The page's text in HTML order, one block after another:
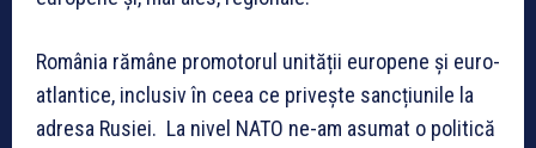
România rămâne promotorul unității europene și euro-
atlantice, inclusiv în ceea ce privește sancțiunile la
adresa Rusiei. La nivel NATO ne-am asumat o politică